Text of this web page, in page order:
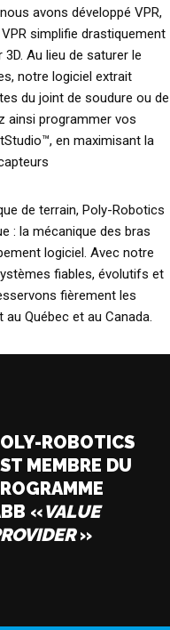
avons développé VPR,
simplifie drastiquement
Au lieu de saturer le
notre logiciel extrait
du joint de soudure ou de
ainsi programmer vos
en maximisant la
de terrain, Poly-Robotics
: la mécanique des bras
logiciel. Avec notre
fiables, évolutifs et
fièrement les
Québec et au Canada.
ROBOTICS
MEMBRE DU
«VALUE
»